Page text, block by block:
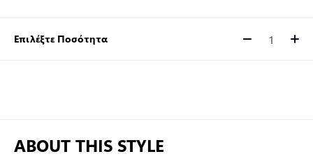
Επιλέξτε Ποσότητα Ποσότητα
ABOUT THIS STYLE